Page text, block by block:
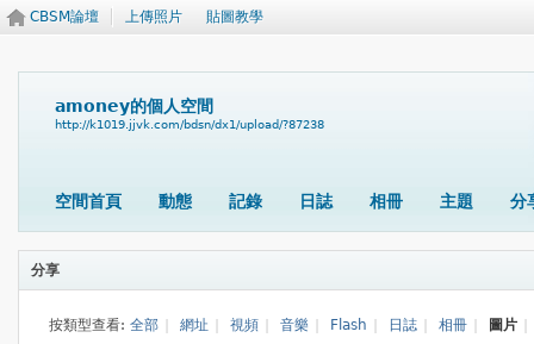
CBSM論壇 上傳照片 貼圖教學
amoney的個人空間
http://k1019.jjvk.com/bdsn/dx1/upload/?87238
空間首頁 動態 記錄 日誌 相冊 主題 分
分享
按類型查看: 全部 網址 視頻 音樂 Flash 日誌 相冊 圖片